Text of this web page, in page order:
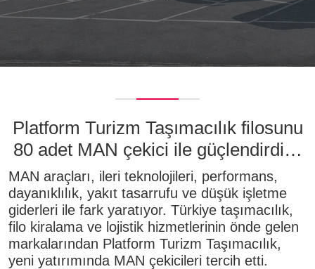
Platform Turizm Taşımacılık filosunu
80 adet MAN çekici ile güçlendirdi…
MAN araçları, ileri teknolojileri, performans,
dayanıklılık, yakıt tasarrufu ve düşük işletme
giderleri ile fark yaratıyor. Türkiye taşımacılık,
filo kiralama ve lojistik hizmetlerinin önde gelen
markalarından Platform Turizm Taşımacılık,
yeni yatırımında MAN çekicileri tercih etti.